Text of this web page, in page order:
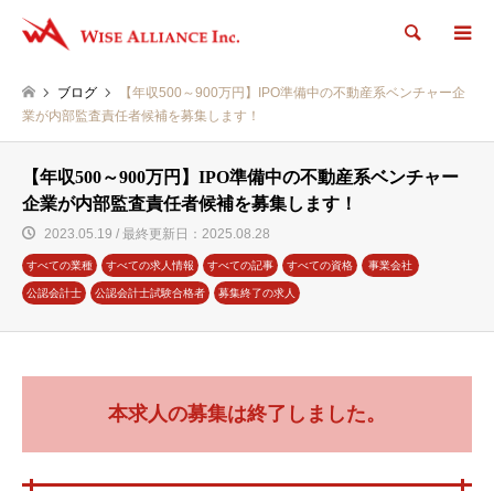
検索
ブログ
【年収500～900万円】IPO準備中の不動産系ベンチャー企
業が内部監査責任者候補を募集します！
【年収500～900万円】IPO準備中の不動産系ベンチャー
企業が内部監査責任者候補を募集します！
2023.05.19 / 最終更新日：2025.08.28
すべての業種 すべての求人情報 すべての記事 すべての資格 事業会社
公認会計士 公認会計士試験合格者 募集終了の求人
本求人の募集は終了しました。